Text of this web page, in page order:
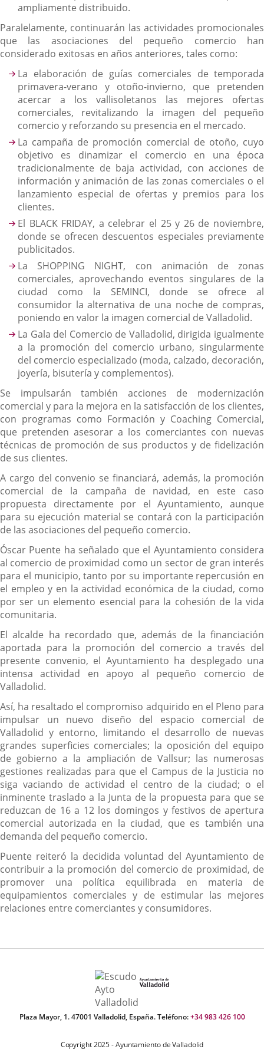
ampliamente distribuido.
Paralelamente, continuarán las actividades promocionales
que las asociaciones del pequeño comercio han
considerado exitosas en años anteriores, tales como:
La elaboración de guías comerciales de temporada
primavera-verano y otoño-invierno, que pretenden
acercar a los vallisoletanos las mejores ofertas
comerciales, revitalizando la imagen del pequeño
comercio y reforzando su presencia en el mercado.
La campaña de promoción comercial de otoño, cuyo
objetivo es dinamizar el comercio en una época
tradicionalmente de baja actividad, con acciones de
información y animación de las zonas comerciales o el
lanzamiento especial de ofertas y premios para los
clientes.
El BLACK FRIDAY, a celebrar el 25 y 26 de noviembre,
donde se ofrecen descuentos especiales previamente
publicitados.
La SHOPPING NIGHT, con animación de zonas
comerciales, aprovechando eventos singulares de la
ciudad como la SEMINCI, donde se ofrece al
consumidor la alternativa de una noche de compras,
poniendo en valor la imagen comercial de Valladolid.
La Gala del Comercio de Valladolid, dirigida igualmente
a la promoción del comercio urbano, singularmente
del comercio especializado (moda, calzado, decoración,
joyería, bisutería y complementos).
Se impulsarán también acciones de modernización
comercial y para la mejora en la satisfacción de los clientes,
con programas como Formación y Coaching Comercial,
que pretenden asesorar a los comerciantes con nuevas
técnicas de promoción de sus productos y de fidelización
de sus clientes.
A cargo del convenio se financiará, además, la promoción
comercial de la campaña de navidad, en este caso
propuesta directamente por el Ayuntamiento, aunque
para su ejecución material se contará con la participación
de las asociaciones del pequeño comercio.
Óscar Puente ha señalado que el Ayuntamiento considera
al comercio de proximidad como un sector de gran interés
para el municipio, tanto por su importante repercusión en
el empleo y en la actividad económica de la ciudad, como
por ser un elemento esencial para la cohesión de la vida
comunitaria.
El alcalde ha recordado que, además de la financiación
aportada para la promoción del comercio a través del
presente convenio, el Ayuntamiento ha desplegado una
intensa actividad en apoyo al pequeño comercio de
Valladolid.
Así, ha resaltado el compromiso adquirido en el Pleno para
impulsar un nuevo diseño del espacio comercial de
Valladolid y entorno, limitando el desarrollo de nuevas
grandes superficies comerciales; la oposición del equipo
de gobierno a la ampliación de Vallsur; las numerosas
gestiones realizadas para que el Campus de la Justicia no
siga vaciando de actividad el centro de la ciudad; o el
inminente traslado a la Junta de la propuesta para que se
reduzcan de 16 a 12 los domingos y festivos de apertura
comercial autorizada en la ciudad, que es también una
demanda del pequeño comercio.
Puente reiteró la decidida voluntad del Ayuntamiento de
contribuir a la promoción del comercio de proximidad, de
promover una política equilibrada en materia de
equipamientos comerciales y de estimular las mejores
relaciones entre comerciantes y consumidores.
Plaza Mayor, 1. 47001 Valladolid, España. Teléfono:+34 983 426 100
Copyright 2025 - Ayuntamiento de Valladolid